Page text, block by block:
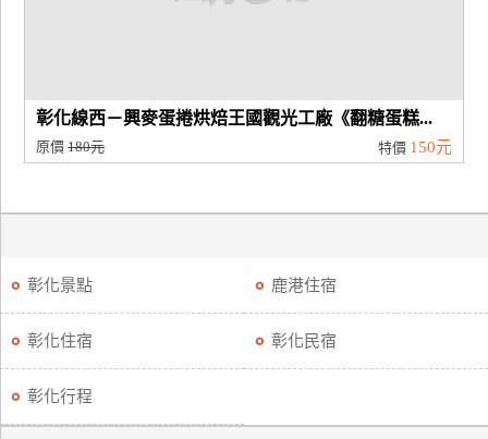
旅
計
品
宣
傳
彰化線西－興麥蛋捲烘焙王國觀光工廠《翻糖蛋糕...
原價180元 特價 150元
彰化景點 鹿港住宿
彰化住宿 彰化民宿
彰化行程